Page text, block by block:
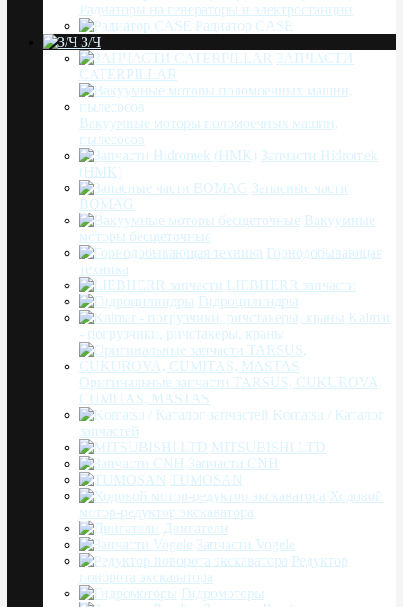
Радиаторы на генераторы и электростанции
Радиатор CASE
З/Ч
ЗАПЧАСТИ
CATERPILLAR
Вакуумные моторы поломоечных машин,
пылесосов
Запчасти Hidromek
(HMK)
Запасные части
BOMAG
Вакуумные
моторы бесщеточные
Горнодобывающая
техника
LIEBHERR запчасти
Гидроцилиндры
Kalmar
- погрузчики, ричстакеры, краны
Оригинальные запчасти TARSUS, CUKUROVA,
CUMITAS, MASTAS
Komatsu / Каталог
запчастей
MITSUBISHI LTD
Запчасти CNH
TUMOSAN
Ходовой
мотор-редуктор экскаватора
Двигатели
Запчасти Vogele
Редуктор
поворота экскаватора
Гидромоторы